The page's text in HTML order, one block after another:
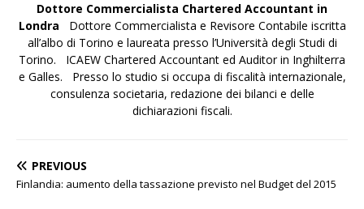
Dottore Commercialista Chartered Accountant in
Londra Dottore Commercialista e Revisore Contabile iscritta
all’albo di Torino e laureata presso l’Università degli Studi di
Torino. ICAEW Chartered Accountant ed Auditor in Inghilterra
e Galles. Presso lo studio si occupa di fiscalità internazionale,
consulenza societaria, redazione dei bilanci e delle
dichiarazioni fiscali.
PREVIOUS
Finlandia: aumento della tassazione previsto nel Budget del 2015